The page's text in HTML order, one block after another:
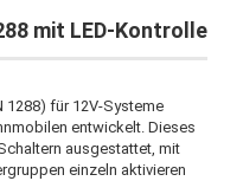
mit LED-Kontrolle
1288) für 12V-Systeme
entwickelt. Dieses
ausgestattet, mit
einzeln aktivieren